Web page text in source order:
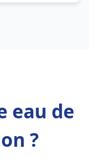
eau de
?